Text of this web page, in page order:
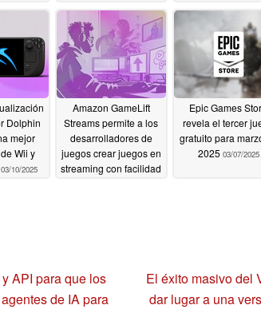
Dolphin
mejor
Wii y
03/10/2025
Amazon GameLift
Streams permite a los
desarrolladores de
juegos crear juegos en
streaming con facilidad
Epic Games
revela el tercer
gratuito para
2025 03/07/2025
API para que los
de IA para
El éxito masivo del
dar lugar a una